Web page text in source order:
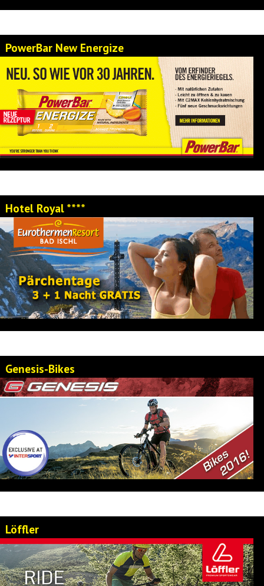
PowerBar New Energize
Hotel Royal ****
Genesis-Bikes
Löffler